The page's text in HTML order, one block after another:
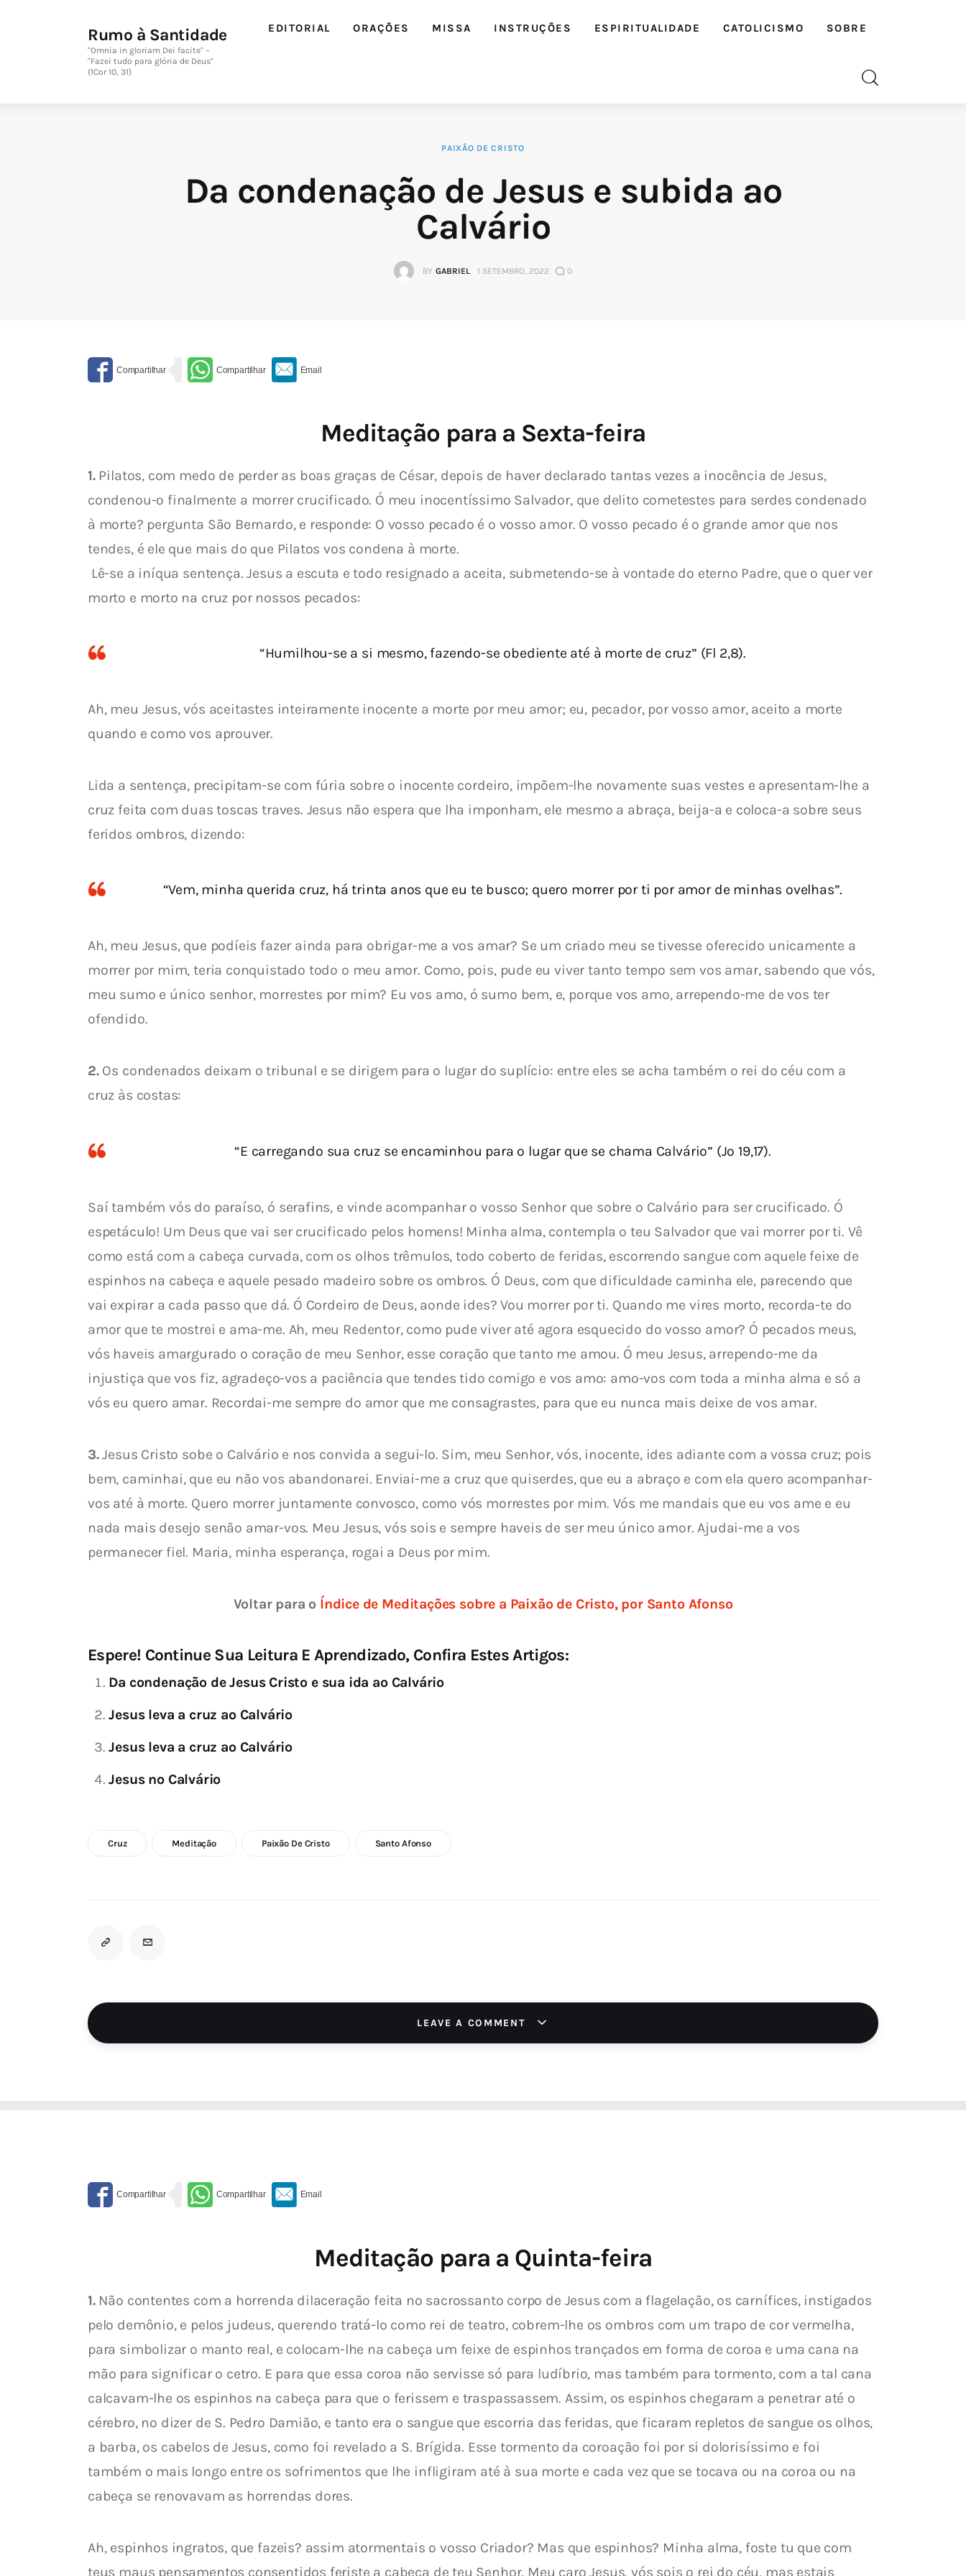
Rumo à Santidade
"Omnia in gloriam Dei facite" –
"Fazei tudo para glória de Deus"
(1Cor 10, 31)
EDITORIAL ORAÇÕES MISSA INSTRUÇÕES ESPIRITUALIDADE CATOLICISMO SOBRE
PAIXÃO DE CRISTO
Da condenação de Jesus e subida ao
Calvário
BY GABRIEL 1 SETEMBRO, 2022 0
Meditação para a Sexta-feira
1. Pilatos, com medo de perder as boas graças de César, depois de haver declarado tantas vezes a inocência de Jesus,
condenou-o finalmente a morrer crucificado. Ó meu inocentíssimo Salvador, que delito cometestes para serdes condenado
à morte? pergunta São Bernardo, e responde: O vosso pecado é o vosso amor. O vosso pecado é o grande amor que nos
tendes, é ele que mais do que Pilatos vos condena à morte.
morto e morto na cruz por nossos pecados:
“Humilhou-se a si mesmo, fazendo-se obediente até à morte de cruz” (Fl 2,8).
Ah, meu Jesus, vós aceitastes inteiramente inocente a morte por meu amor; eu, pecador, por vosso amor, aceito a morte
quando e como vos aprouver.
Lida a sentença, precipitam-se com fúria sobre o inocente cordeiro, impõem-lhe novamente suas vestes e apresentam-lhe a
cruz feita com duas toscas traves. Jesus não espera que lha imponham, ele mesmo a abraça, beija-a e coloca-a sobre seus
feridos ombros, dizendo:
“Vem, minha querida cruz, há trinta anos que eu te busco; quero morrer por ti por amor de minhas ovelhas”.
Ah, meu Jesus, que podíeis fazer ainda para obrigar-me a vos amar? Se um criado meu se tivesse oferecido unicamente a
morrer por mim, teria conquistado todo o meu amor. Como, pois, pude eu viver tanto tempo sem vos amar, sabendo que vós,
meu sumo e único senhor, morrestes por mim? Eu vos amo, ó sumo bem, e, porque vos amo, arrependo-me de vos ter
ofendido.
2. Os condenados deixam o tribunal e se dirigem para o lugar do suplício: entre eles se acha também o rei do céu com a
cruz às costas:
“E carregando sua cruz se encaminhou para o lugar que se chama Calvário” (Jo 19,17).
Saí também vós do paraíso, ó serafins, e vinde acompanhar o vosso Senhor que sobre o Calvário para ser crucificado. Ó
espetáculo! Um Deus que vai ser crucificado pelos homens! Minha alma, contempla o teu Salvador que vai morrer por ti. Vê
como está com a cabeça curvada, com os olhos trêmulos, todo coberto de feridas, escorrendo sangue com aquele feixe de
espinhos na cabeça e aquele pesado madeiro sobre os ombros. Ó Deus, com que dificuldade caminha ele, parecendo que
vai expirar a cada passo que dá. Ó Cordeiro de Deus, aonde ides? Vou morrer por ti. Quando me vires morto, recorda-te do
amor que te mostrei e ama-me. Ah, meu Redentor, como pude viver até agora esquecido do vosso amor? Ó pecados meus,
vós haveis amargurado o coração de meu Senhor, esse coração que tanto me amou. Ó meu Jesus, arrependo-me da
injustiça que vos fiz, agradeço-vos a paciência que tendes tido comigo e vos amo: amo-vos com toda a minha alma e só a
vós eu quero amar. Recordai-me sempre do amor que me consagrastes, para que eu nunca mais deixe de vos amar.
3. Jesus Cristo sobe o Calvário e nos convida a segui-lo. Sim, meu Senhor, vós, inocente, ides adiante com a vossa cruz; pois
bem, caminhai, que eu não vos abandonarei. Enviai-me a cruz que quiserdes, que eu a abraço e com ela quero acompanhar-
vos até à morte. Quero morrer juntamente convosco, como vós morrestes por mim. Vós me mandais que eu vos ame e eu
nada mais desejo senão amar-vos. Meu Jesus, vós sois e sempre haveis de ser meu único amor. Ajudai-me a vos
permanecer fiel. Maria, minha esperança, rogai a Deus por mim.
Voltar para o Índice de Meditações sobre a Paixão de Cristo, por Santo Afonso
Espere! Continue Sua Leitura E Aprendizado, Confira Estes Artigos:
Da condenação de Jesus Cristo e sua ida ao Calvário
Jesus leva a cruz ao Calvário
Jesus leva a cruz ao Calvário
Jesus no Calvário
Cruz Meditação Paixão De Cristo Santo Afonso
LEAVE A COMMENT
Meditação para a Quinta-feira
1. Não contentes com a horrenda dilaceração feita no sacrossanto corpo de Jesus com a flagelação, os carnífices, instigados
pelo demônio, e pelos judeus, querendo tratá-lo como rei de teatro, cobrem-lhe os ombros com um trapo de cor vermelha,
para simbolizar o manto real, e colocam-lhe na cabeça um feixe de espinhos trançados em forma de coroa e uma cana na
mão para significar o cetro. E para que essa coroa não servisse só para ludíbrio, mas também para tormento, com a tal cana
calcavam-lhe os espinhos na cabeça para que o ferissem e traspassassem. Assim, os espinhos chegaram a penetrar até o
cérebro, no dizer de S. Pedro Damião, e tanto era o sangue que escorria das feridas, que ficaram repletos de sangue os olhos,
a barba, os cabelos de Jesus, como foi revelado a S. Brígida. Esse tormento da coroação foi por si dolorisíssimo e foi
também o mais longo entre os sofrimentos que lhe infligiram até à sua morte e cada vez que se tocava ou na coroa ou na
cabeça se renovavam as horrendas dores.
Ah, espinhos ingratos, que fazeis? assim atormentais o vosso Criador? Mas que espinhos? Minha alma, foste tu que com
teus maus pensamentos consentidos feriste a cabeça de teu Senhor. Meu caro Jesus, vós sois o rei do céu, mas estais